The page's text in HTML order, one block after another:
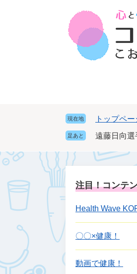
現在地 トップペー
足あと 遠藤日向選
注目！コンテ
Health Wave
〇〇×健康！
動画で健康！